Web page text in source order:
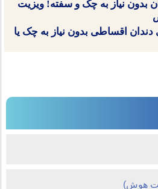
بدون نیاز به چک و سفته! ویزیت
دندان اقساطی بدون نیاز به چک یا
هوش)